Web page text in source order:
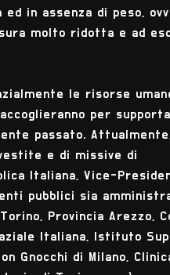
in assenza di peso,
molto ridotta e ad
le risorse
per
passato.
e di missive di
Italiana, Vice-
pubblici sia
Provincia Arezzo,
Italiana, Istituto
Gnocchi di Milano,